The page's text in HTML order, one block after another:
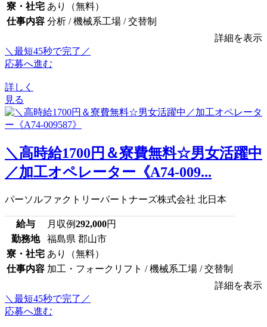
寮・社宅 あり（無料）
仕事内容 分析 / 機械系工場 / 交替制
詳細を表示
＼最短45秒で完了／
応募へ進む
詳しく
見る
＼高時給1700円＆寮費無料☆男女活躍中
／加工オペレーター《A74-009...
パーソルファクトリーパートナーズ株式会社 北日本
給与 月収例292,000円
勤務地
福島県 郡山市
寮・社宅 あり（無料）
仕事内容 加工・フォークリフト / 機械系工場 / 交替制
詳細を表示
＼最短45秒で完了／
応募へ進む